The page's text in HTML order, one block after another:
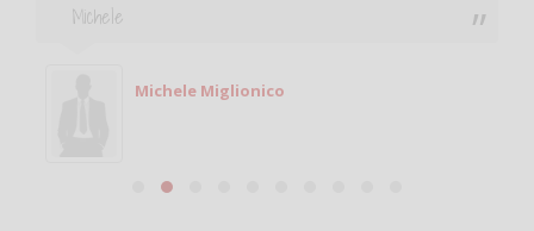
Michele
Michele Miglionico